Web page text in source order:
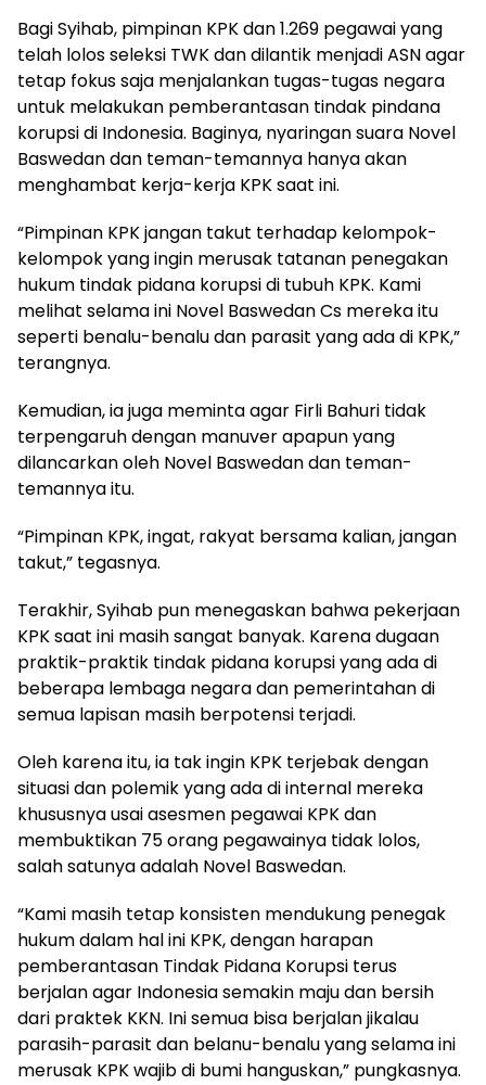
Bagi Syihab, pimpinan KPK dan 1.269 pegawai yang
telah lolos seleksi TWK dan dilantik menjadi ASN agar
tetap fokus saja menjalankan tugas-tugas negara
untuk melakukan pemberantasan tindak pindana
korupsi di Indonesia. Baginya, nyaringan suara Novel
Baswedan dan teman-temannya hanya akan
menghambat kerja-kerja KPK saat ini.
“Pimpinan KPK jangan takut terhadap kelompok-
kelompok yang ingin merusak tatanan penegakan
hukum tindak pidana korupsi di tubuh KPK. Kami
melihat selama ini Novel Baswedan Cs mereka itu
seperti benalu-benalu dan parasit yang ada di KPK,”
terangnya.
Kemudian, ia juga meminta agar Firli Bahuri tidak
terpengaruh dengan manuver apapun yang
dilancarkan oleh Novel Baswedan dan teman-
temannya itu.
“Pimpinan KPK, ingat, rakyat bersama kalian, jangan
takut,” tegasnya.
Terakhir, Syihab pun menegaskan bahwa pekerjaan
KPK saat ini masih sangat banyak. Karena dugaan
praktik-praktik tindak pidana korupsi yang ada di
beberapa lembaga negara dan pemerintahan di
semua lapisan masih berpotensi terjadi.
Oleh karena itu, ia tak ingin KPK terjebak dengan
situasi dan polemik yang ada di internal mereka
khususnya usai asesmen pegawai KPK dan
membuktikan 75 orang pegawainya tidak lolos,
salah satunya adalah Novel Baswedan.
“Kami masih tetap konsisten mendukung penegak
hukum dalam hal ini KPK, dengan harapan
pemberantasan Tindak Pidana Korupsi terus
berjalan agar Indonesia semakin maju dan bersih
dari praktek KKN. Ini semua bisa berjalan jikalau
parasih-parasit dan belanu-benalu yang selama ini
merusak KPK wajib di bumi hanguskan,” pungkasnya.